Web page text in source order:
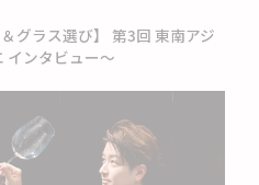
グラス選び】 第3回 東南アジ
インタビュー〜